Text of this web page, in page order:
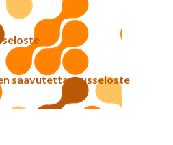
saavutettavuusseloste